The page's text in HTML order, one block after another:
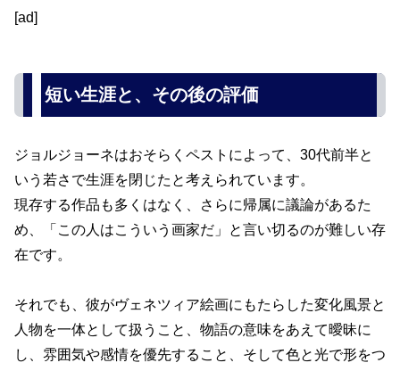
[ad]
短い生涯と、その後の評価
ジョルジョーネはおそらくペストによって、30代前半と
いう若さで生涯を閉じたと考えられています。
現存する作品も多くはなく、さらに帰属に議論があるた
め、「この人はこういう画家だ」と言い切るのが難しい存
在です。
それでも、彼がヴェネツィア絵画にもたらした変化風景と
人物を一体として扱うこと、物語の意味をあえて曖昧に
し、雰囲気や感情を優先すること、そして色と光で形をつ